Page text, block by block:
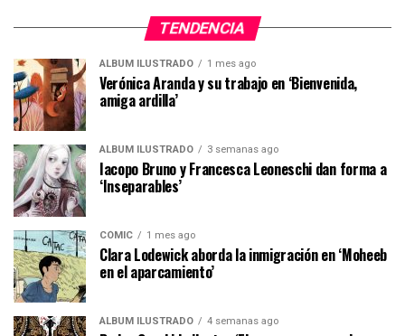
TENDENCIA
ÁLBUM ILUSTRADO 1 mes ago
Verónica Aranda y su trabajo en ‘Bienvenida,
amiga ardilla’
ÁLBUM ILUSTRADO 3 semanas ago
Iacopo Bruno y Francesca Leoneschi dan forma a
‘Inseparables’
CÓMIC 1 mes ago
Clara Lodewick aborda la inmigración en ‘Moheeb
en el aparcamiento’
ÁLBUM ILUSTRADO 4 semanas ago